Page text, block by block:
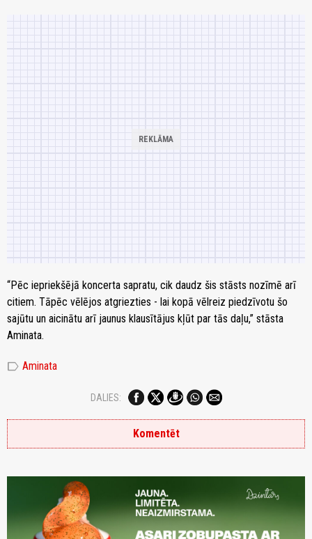
“Pēc iepriekšējā koncerta sapratu, cik daudz šis stāsts nozīmē arī
citiem. Tāpēc vēlējos atgriezties - lai kopā vēlreiz piedzīvotu šo
sajūtu un aicinātu arī jaunus klausītājus kļūt par tās daļu,” stāsta
Aminata.
label Aminata
DALIES:
Komentēt